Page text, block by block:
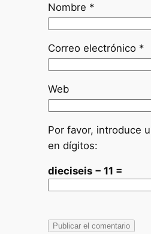
Nombre *
Correo electrónico *
Web
Por favor, introduce
en dígitos:
dieciseis − 11 =